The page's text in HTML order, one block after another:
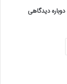
دیدگاهی